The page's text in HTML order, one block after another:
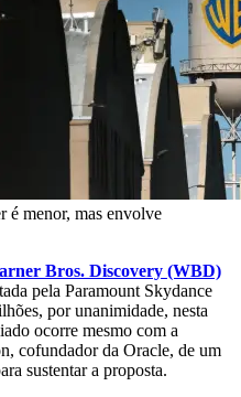
é menor, mas envolve
Bros. Discovery (WBD)
pela Paramount Skydance
por unanimidade, nesta
ocorre mesmo com a
cofundador da Oracle, de um
sustentar a proposta.